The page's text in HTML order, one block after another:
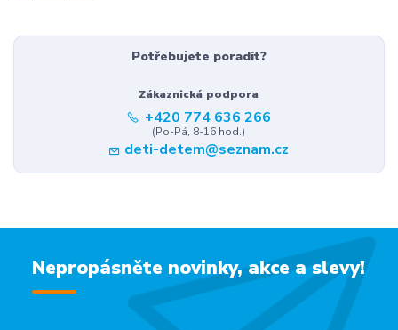
Potřebujete poradit?
Zákaznická podpora
+420 774 636 266
(Po-Pá, 8-16 hod.)
deti-detem@seznam.cz
Nepropásněte novinky, akce a slevy!